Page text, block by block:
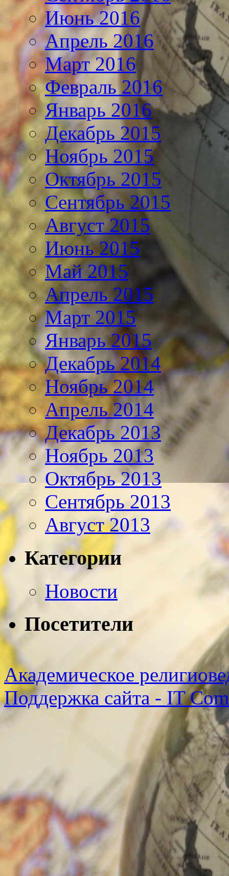
Июнь 2016
Апрель 2016
Март 2016
Февраль 2016
Январь 2016
Декабрь 2015
Ноябрь 2015
Октябрь 2015
Сентябрь 2015
Август 2015
Июнь 2015
Май 2015
Апрель 2015
Март 2015
Январь 2015
Декабрь 2014
Ноябрь 2014
Апрель 2014
Декабрь 2013
Ноябрь 2013
Октябрь 2013
Сентябрь 2013
Август 2013
Категории
Новости
Посетители
Академическое
Поддержка сайта - IT